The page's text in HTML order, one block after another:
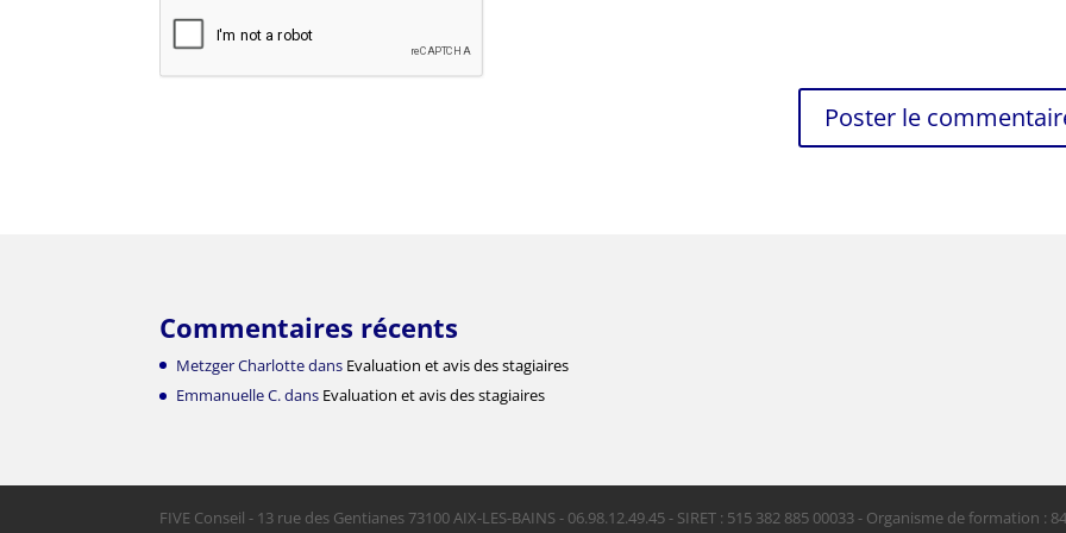
Commentaires récents
Metzger Charlottedans Evaluation et avis des stagiaires
Emmanuelle C.dans Evaluation et avis des stagiaires
FIVE Conseil - 13 rue des Gentianes 73100 AIX-LES-BAINS - 06.98.12.49.45 - SIRET : 515 382 885 00033 - Organisme de formation :